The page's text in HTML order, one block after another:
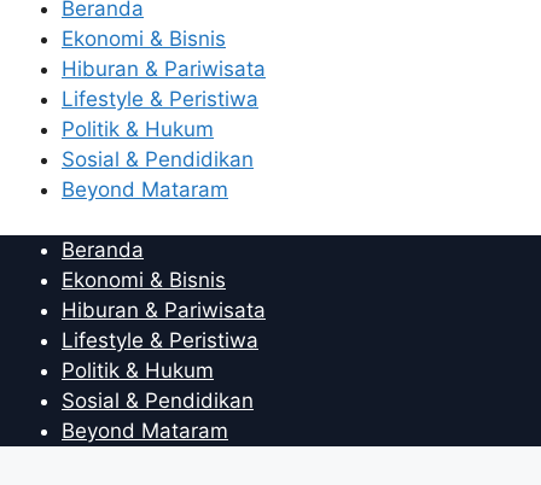
Beranda
Ekonomi & Bisnis
Hiburan & Pariwisata
Lifestyle & Peristiwa
Politik & Hukum
Sosial & Pendidikan
Beyond Mataram
Beranda
Ekonomi & Bisnis
Hiburan & Pariwisata
Lifestyle & Peristiwa
Politik & Hukum
Sosial & Pendidikan
Beyond Mataram